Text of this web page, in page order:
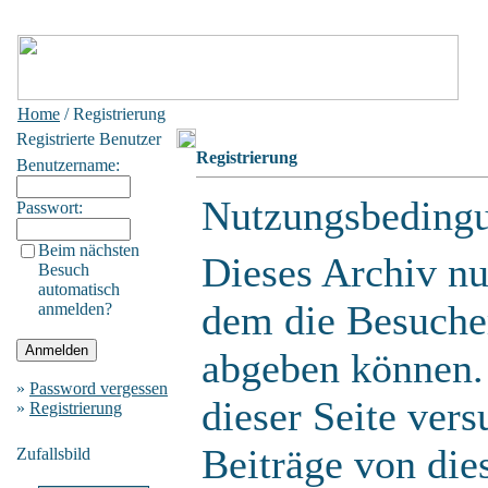
Home / Registrierung
Registrierte Benutzer
Benutzername:
Passwort:
Beim nächsten
Besuch
automatisch
anmelden?
» Password vergessen
» Registrierung
Zufallsbild
Registrierung
Dieses Archiv
dem die
abgeben
dieser Seite
Beiträge von